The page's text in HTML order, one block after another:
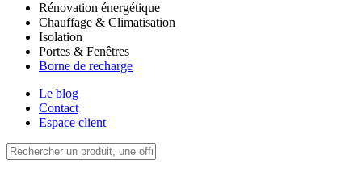
Rénovation énergétique
Chauffage & Climatisation
Isolation
Portes & Fenêtres
Borne de recharge
Le blog
Contact
Espace client